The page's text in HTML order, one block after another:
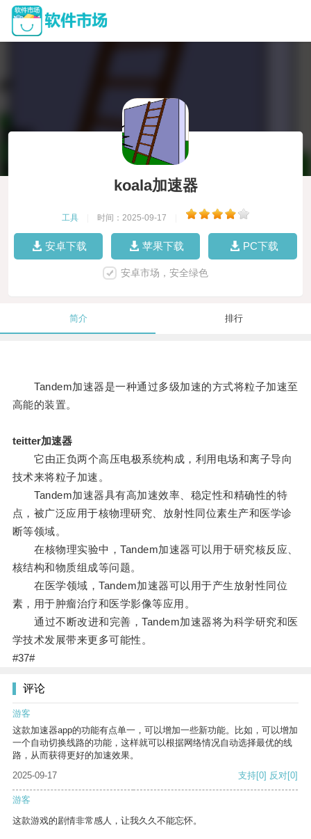
koala加速器
工具 时间：2025-09-17
安卓下载 苹果下载 PC下载
安卓市场，安全绿色
简介 排行
Tandem加速器是一种通过多级加速的方式将粒子加速至
高能的装置。
teitter加速器
它由正负两个高压电极系统构成，利用电场和离子导向
技术来将粒子加速。
Tandem加速器具有高加速效率、稳定性和精确性的特
点，被广泛应用于核物理研究、放射性同位素生产和医学诊
断等领域。
在核物理实验中，Tandem加速器可以用于研究核反应、
核结构和物质组成等问题。
在医学领域，Tandem加速器可以用于产生放射性同位
素，用于肿瘤治疗和医学影像等应用。
通过不断改进和完善，Tandem加速器将为科学研究和医
学技术发展带来更多可能性。
#37#
评论
游客
这款加速器app的功能有点单一，可以增加一些新功能。比如，可以增加
一个自动切换线路的功能，这样就可以根据网络情况自动选择最优的线
路，从而获得更好的加速效果。
2025-09-17
支持[0] 反对[0]
游客
这款游戏的剧情非常感人，让我久久不能忘怀。